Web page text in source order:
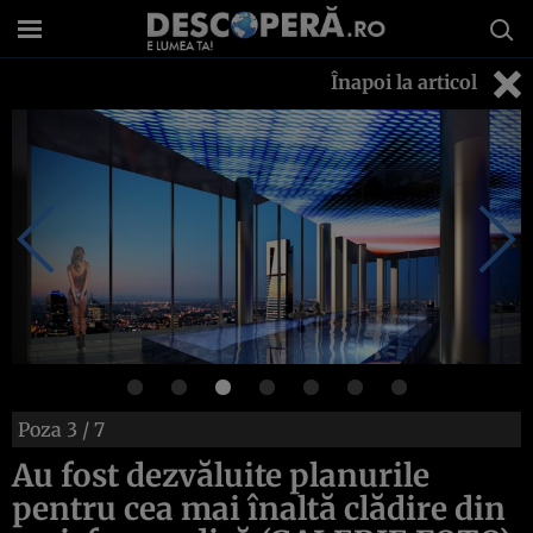
Înapoi la articol
Poza 3 / 7
Au fost dezvăluite planurile
pentru cea mai înaltă clădire din